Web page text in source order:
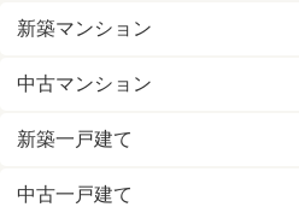
新築マンション
中古マンション
新築一戸建て
中古一戸建て